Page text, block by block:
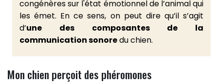
congénères sur l'état émotionnel de l’animal qui
les émet. En ce sens, on peut dire qu’il s’agit
d’une des composantes de la
communication sonoredu chien.
Mon chien perçoit des phéromones